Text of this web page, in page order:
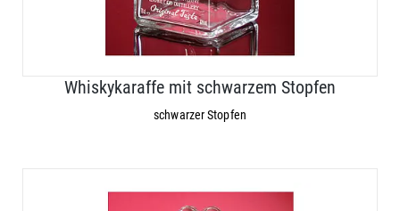
Whiskykaraffe mit schwarzem Stopfen
schwarzer Stopfen